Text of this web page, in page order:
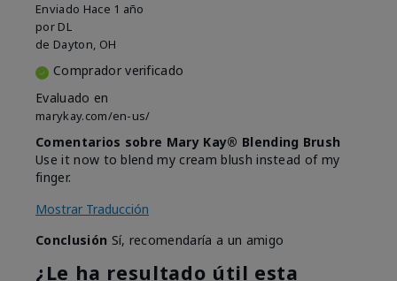
Enviado Hace 1 año
por DL
de Dayton, OH
Comprador verificado
Evaluado en
marykay.com/en-us/
Comentarios sobre Mary Kay® Blending Brush
Use it now to blend my cream blush instead of my
finger.
Mostrar Traducción
Conclusión Sí, recomendaría a un amigo
¿Le ha resultado útil esta